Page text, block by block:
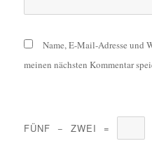
Name, E-Mail-Adresse und
meinen nächsten Kommentar
FÜNF − ZWEI =